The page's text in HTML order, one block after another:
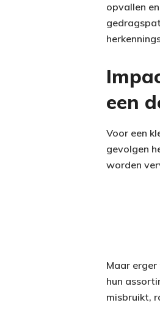
opvallen
een
Voor een
gevolgen
worden
Maar
hun
misbruikt,